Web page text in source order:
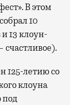
В этом
10
13 клоун-
счастливое).
125-летию со
клоуна
под